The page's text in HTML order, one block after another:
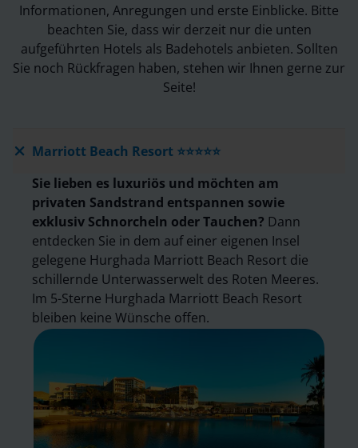
Informationen, Anregungen und erste Einblicke. Bitte
beachten Sie, dass wir derzeit nur die unten
aufgeführten Hotels als Badehotels anbieten. Sollten
Sie noch Rückfragen haben, stehen wir Ihnen gerne zur
Seite!
Marriott Beach Resort ⭐⭐⭐⭐⭐
Sie lieben es luxuriös und möchten am
privaten Sandstrand entspannen sowie
exklusiv Schnorcheln oder Tauchen? Dann
entdecken Sie in dem auf einer eigenen Insel
gelegene Hurghada Marriott Beach Resort die
schillernde Unterwasserwelt des Roten Meeres.
Im 5-Sterne Hurghada Marriott Beach Resort
bleiben keine Wünsche offen.